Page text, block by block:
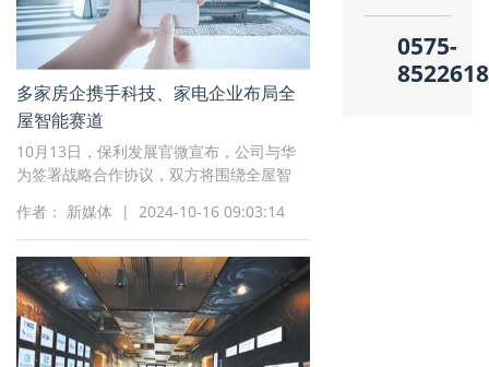
多家房企携手科技、家电企业布局全
屋智能赛道
10月13日，保利发展官微宣布，公司与华
为签署战略合作协议，双方将围绕全屋智
作者： 新媒体 | 2024-10-16 09:03:14
0575-